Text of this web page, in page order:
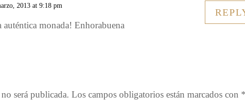
2013 at 9:18 pm
monada! Enhorabuena
será publicada. Los campos obligatorios están marcados con